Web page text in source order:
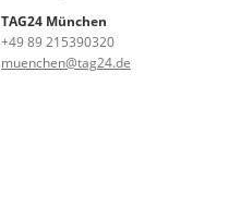
TAG24 München
+49 89 215390320
muenchen@tag24.de